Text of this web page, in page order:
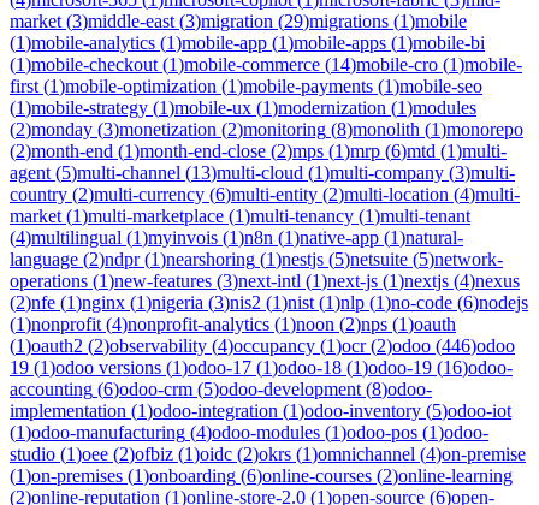
market (3)middle-east (3)migration (29)migrations (1)mobile
(1)mobile-analytics (1)mobile-app (1)mobile-apps (1)mobile-bi
(1)mobile-checkout (1)mobile-commerce (14)mobile-cro (1)mobile-
first (1)mobile-optimization (1)mobile-payments (1)mobile-seo
(1)mobile-strategy (1)mobile-ux (1)modernization (1)modules
(2)monday (3)monetization (2)monitoring (8)monolith (1)monorepo
(2)month-end (1)month-end-close (2)mps (1)mrp (6)mtd (1)multi-
agent (5)multi-channel (13)multi-cloud (1)multi-company (3)multi-
country (2)multi-currency (6)multi-entity (2)multi-location (4)multi-
market (1)multi-marketplace (1)multi-tenancy (1)multi-tenant
(4)multilingual (1)myinvois (1)n8n (1)native-app (1)natural-
language (2)ndpr(1)nearshoring (1)nestjs (5)netsuite (5)network-
operations (1)new-features (3)next-intl (1)next-js (1)nextjs (4)nexus
(2)nfe (1)nginx (1)nigeria (3)nis2 (1)nist (1)nlp (1)no-code (6)nodejs
(1)nonprofit (4)nonprofit-analytics (1)noon (2)nps (1)oauth
(1)oauth2 (2)observability (4)occupancy (1)ocr(2)odoo (446)odoo
19 (1)odoo versions (1)odoo-17 (1)odoo-18 (1)odoo-19 (16)odoo-
accounting (6)odoo-crm (5)odoo-development (8)odoo-
implementation (1)odoo-integration (1)odoo-inventory (5)odoo-iot
(1)odoo-manufacturing (4)odoo-modules (1)odoo-pos (1)odoo-
studio (1)oee (2)ofbiz (1)oidc (2)okrs (1)omnichannel (4)on-premise
(1)on-premises (1)onboarding (6)online-courses (2)online-learning
(2)online-reputation (1)online-store-2.0 (1)open-source (6)open-